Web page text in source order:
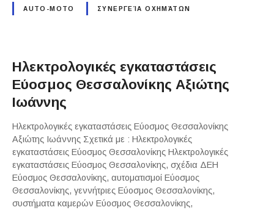
AUTO-MOTO ΣΥΝΕΡΓΕΊΑ ΟΧΗΜΆΤΩΝ
Ηλεκτρολογικές εγκαταστάσεις
Εύοσμος Θεσσαλονίκης Αξιώτης
Ιωάννης
Ηλεκτρολογικές εγκαταστάσεις Εύοσμος Θεσσαλονίκης
Αξιώτης Ιωάννης Σχετικά με : Ηλεκτρολογικές
εγκαταστάσεις Εύοσμος Θεσσαλονίκης Ηλεκτρολογικές
εγκαταστάσεις Εύοσμος Θεσσαλονίκης, σχέδια ΔΕΗ
Εύοσμος Θεσσαλονίκης, αυτοματισμοί Εύοσμος
Θεσσαλονίκης, γεννήτριες Εύοσμος Θεσσαλονίκης,
συστήματα καμερών Εύοσμος Θεσσαλονίκης,